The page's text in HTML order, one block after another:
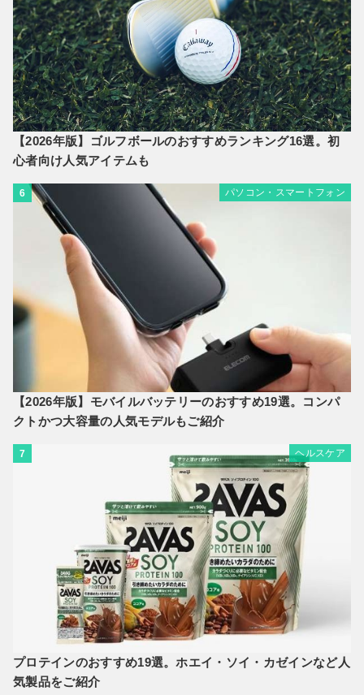
【2026年版】ゴルフボールのおすすめランキング16選。初
心者向け人気アイテムも
6 パソコン・スマートフォン
【2026年版】モバイルバッテリーのおすすめ19選。コンパ
クトかつ大容量の人気モデルもご紹介
7 ヘルスケア
プロテインのおすすめ19選。ホエイ・ソイ・カゼインなど人
気製品をご紹介